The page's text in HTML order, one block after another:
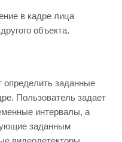
в кадре лица
объекта.
определить заданные
Пользователь задает
интервалы, а
заданным